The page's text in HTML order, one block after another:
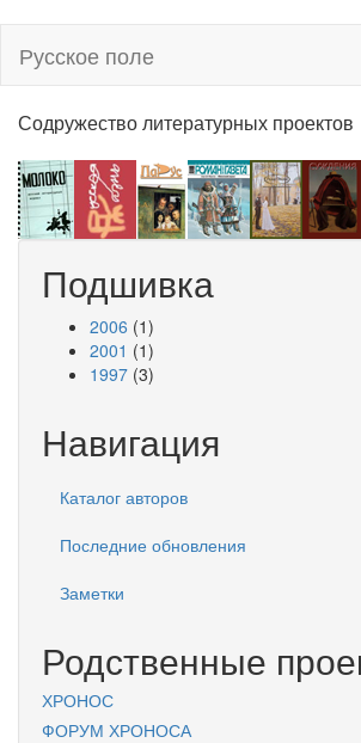
основному
Русское поле
Содружество литературных проектов
Подшивка
2006 (1)
2001 (1)
1997 (3)
Навигация
Каталог авторов
Последние обновления
Заметки
Родственные
ХРОНОС
ФОРУМ ХРОНОСА